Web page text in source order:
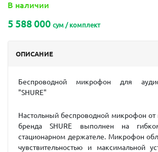
В наличии
5 588 000 сум / комплект
ОПИСАНИЕ
Беспроводной микрофон для
"SHURE"
Настольный беспроводной микрофон от
бренда SHURE выполнен на
стационарном держателе. Микрофон
чувствительностью и максимальной